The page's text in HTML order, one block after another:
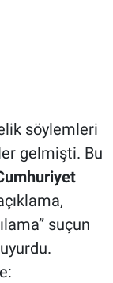
söylemleri
gelmişti. Bu
suçun